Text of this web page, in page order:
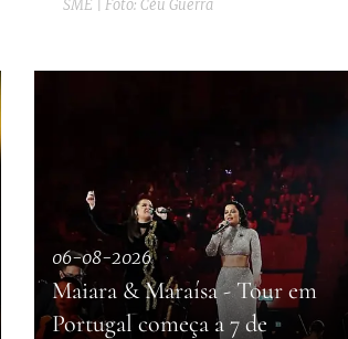
SME | Foto: Céu Guerra
06-08-2026
Maiara & Maraísa - Tour em
Portugal começa a 7 de